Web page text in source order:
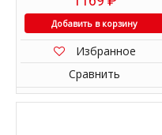
Добавить в корзину
Избранное
Сравнить